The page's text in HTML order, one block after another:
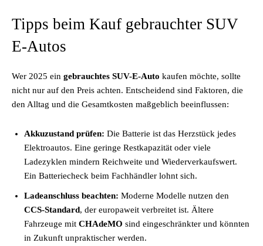
Tipps beim Kauf gebrauchter SUV
E-Autos
Wer 2025 ein gebrauchtes SUV-E-Auto kaufen möchte, sollte
nicht nur auf den Preis achten. Entscheidend sind Faktoren, die
den Alltag und die Gesamtkosten maßgeblich beeinflussen:
Akkuzustand prüfen: Die Batterie ist das Herzstück jedes
Elektroautos. Eine geringe Restkapazität oder viele
Ladezyklen mindern Reichweite und Wiederverkaufswert.
Ein Batteriecheck beim Fachhändler lohnt sich.
Ladeanschluss beachten: Moderne Modelle nutzen den
CCS-Standard, der europaweit verbreitet ist. Ältere
Fahrzeuge mit CHAdeMO sind eingeschränkter und könnten
in Zukunft unpraktischer werden.